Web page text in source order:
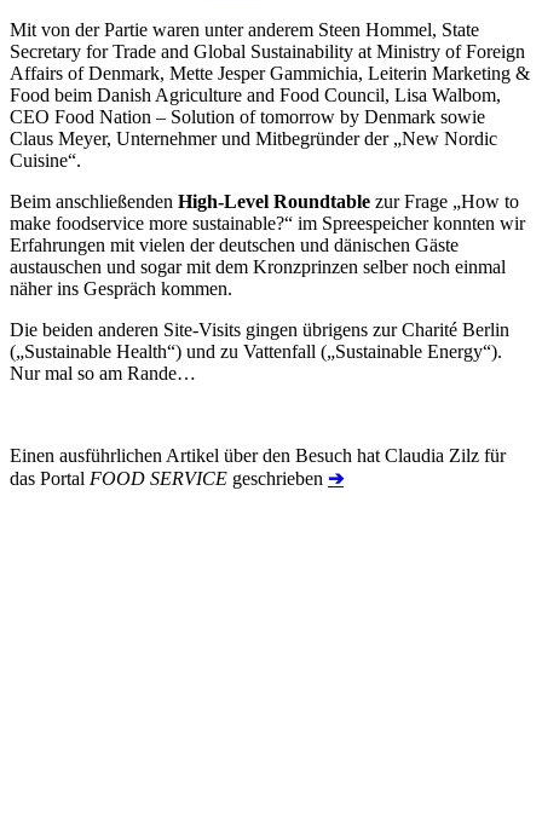
Mit von der Partie waren unter anderem Steen Hommel, State
Secretary for Trade and Global Sustainability at Ministry of Foreign
Affairs of Denmark, Mette Jesper Gammichia, Leiterin Marketing &
Food beim Danish Agriculture and Food Council, Lisa Walbom,
CEO Food Nation – Solution of tomorrow by Denmark sowie
Claus Meyer, Unternehmer und Mitbegründer der „New Nordic
Cuisine“.
Beim anschließenden High-Level Roundtable zur Frage „How to
make foodservice more sustainable?“ im Spreespeicher konnten wir
Erfahrungen mit vielen der deutschen und dänischen Gäste
austauschen und sogar mit dem Kronzprinzen selber noch einmal
näher ins Gespräch kommen.
Die beiden anderen Site-Visits gingen übrigens zur Charité Berlin
(„Sustainable Health“) und zu Vattenfall („Sustainable Energy“).
Nur mal so am Rande…
Einen ausführlichen Artikel über den Besuch hat Claudia Zilz für
das Portal FOOD SERVICE geschrieben ➔